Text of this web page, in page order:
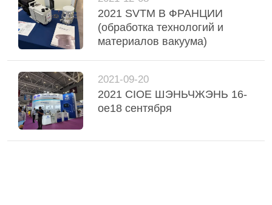
2021 SVTM В ФРАНЦИИ
(обработка технологий и
материалов вакуума)
2021-09-20
2021 CIOE ШЭНЬЧЖЭНЬ 16-
ое18 сентября